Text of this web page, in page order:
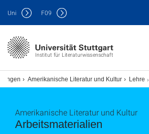
Institut für Literaturwissenschaft
Uni F09
Amerikanische Literatur und Kultur Lehre
Arbeitsmaterialien
Amerikanische Literatur und Kultur